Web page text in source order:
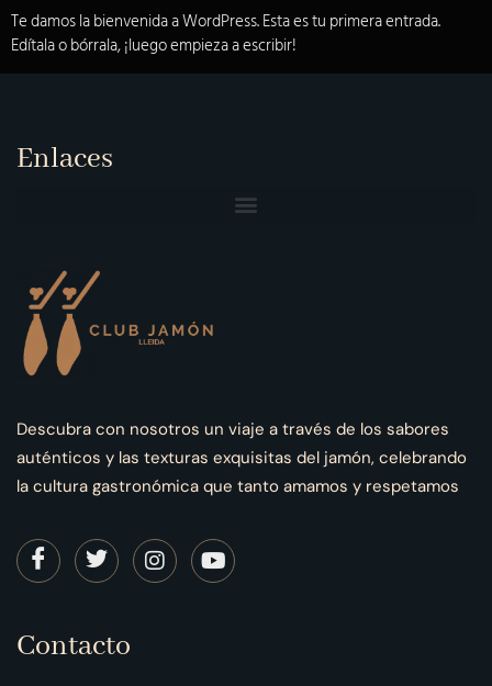
Te damos la bienvenida a WordPress. Esta es tu primera entrada.
Edítala o bórrala, ¡luego empieza a escribir!
Enlaces
Descubra con nosotros un viaje a través de los sabores
auténticos y las texturas exquisitas del jamón, celebrando
la cultura gastronómica que tanto amamos y respetamos
Contacto